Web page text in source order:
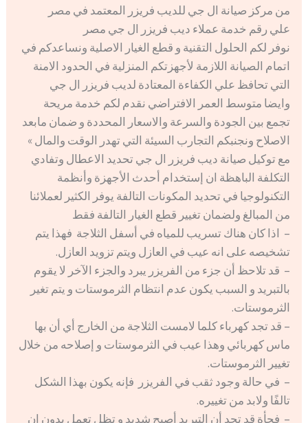
من مركز صيانة ال جي للديب فريزر المعتمد في مصر
علي رقم خدمة عملاء ديب فريزر ال جي مصر
نوفر لكم الحلول التقنية و قطع الغيار الاصلية ونساعدكم في
اتمام الصيانة اللازمة لأجهزتكم المنزلية في الحدود الامنة
التي تحافظ علي الكفاءة المعتادة لديب فريزر ال جي
وايضا متوسط العمر الافتراضي نقدم لكم خدمة مريحة
تجمع بين الجودة والسرعة والاسعار المحددة و ضمان مابعد
الاصلاح ونجنبكم التجارب السيئة التي تهدر الوقت والمال »
مع توكيل صيانة ديب فريزر ال جي تحديد الاعطال وتفادي
التكلفة الباهظة ان إستخدام أحدث الأجهزة وأنظمة
التكنولوجيا في تحديد المكونات التالفة يوفر الكثير لعملائنا
من المبالغ ولضمان تغيير قطع الغيار التالفة فقط
– اذا كان هناك تسريب للمياه في أسفل الثلاجة فهذا يتم
تشخيصه على انه عيب في العازل ويتم تزويد العازل.
– قد تلاحظ أن جزء من الفريزر يبرد والجزء الآخر لا يقوم
بالتبريد و السبب يكون عدم انتظام الثرموستات و يتم تغير
الثرموستات.
– قد تجد كهرباء كلما لامست الثلاجة من الخارج أي أن بها
ماس كهربائي وهذا عيب في الثرموستات و إصلاحه من خلال
تغيير الثرموستات.
– في حالة وجود ثقب في الفريزر فإنه يكون بهذا الشكل
تالفًا ولابد من تغييره.
– فجأة قد تجد أن التبريد أصبح شديد و تظل تعمل بدون ان